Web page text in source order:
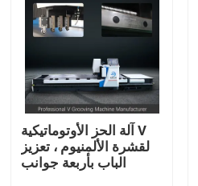
إتصال
أشرطة فيديو
آلة الحز V عالية السرعة
آلة الحز الأوتوماتيكية V
لقشرة الألمنيوم ، تعزيز
الباب بأربعة جوانب